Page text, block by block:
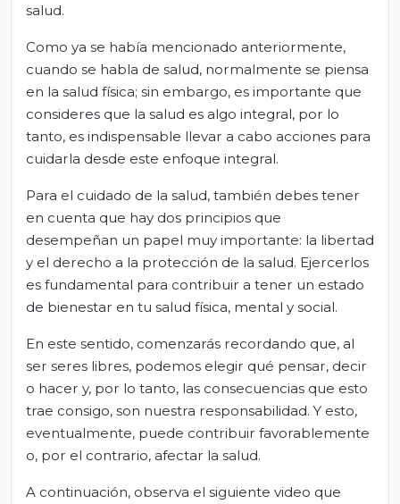
salud.
Como ya se había mencionado anteriormente,
cuando se habla de salud, normalmente se piensa
en la salud física; sin embargo, es importante que
consideres que la salud es algo integral, por lo
tanto, es indispensable llevar a cabo acciones para
cuidarla desde este enfoque integral.
Para el cuidado de la salud, también debes tener
en cuenta que hay dos principios que
desempeñan un papel muy importante: la libertad
y el derecho a la protección de la salud. Ejercerlos
es fundamental para contribuir a tener un estado
de bienestar en tu salud física, mental y social.
En este sentido, comenzarás recordando que, al
ser seres libres, podemos elegir qué pensar, decir
o hacer y, por lo tanto, las consecuencias que esto
trae consigo, son nuestra responsabilidad. Y esto,
eventualmente, puede contribuir favorablemente
o, por el contrario, afectar la salud.
A continuación, observa el siguiente video que